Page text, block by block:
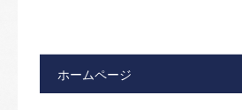
ホームページ